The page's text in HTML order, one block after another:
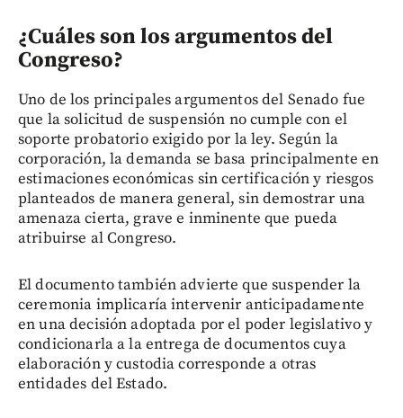
¿Cuáles son los argumentos del
Congreso?
Uno de los principales argumentos del Senado fue
que la solicitud de suspensión no cumple con el
soporte probatorio exigido por la ley. Según la
corporación, la demanda se basa principalmente en
estimaciones económicas sin certificación y riesgos
planteados de manera general, sin demostrar una
amenaza cierta, grave e inminente que pueda
atribuirse al Congreso.
El documento también advierte que suspender la
ceremonia implicaría intervenir anticipadamente
en una decisión adoptada por el poder legislativo y
condicionarla a la entrega de documentos cuya
elaboración y custodia corresponde a otras
entidades del Estado.